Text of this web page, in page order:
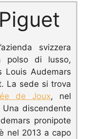
svizzera
polso di lusso,
Louis Audemars
La sede si trova
de Joux, nel
Una discendente
pronipote
nel 2013 a capo